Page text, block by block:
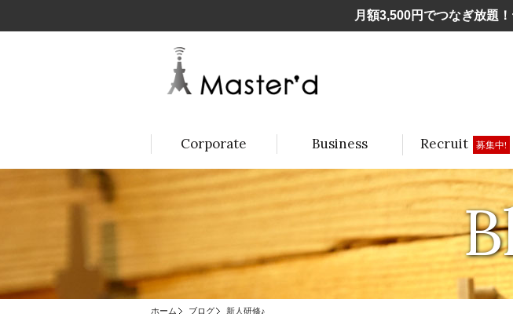
月額3,500円でつなぎ放題
Corporate Business Recruit 募集中!
ホーム ブログ 新人研修♪